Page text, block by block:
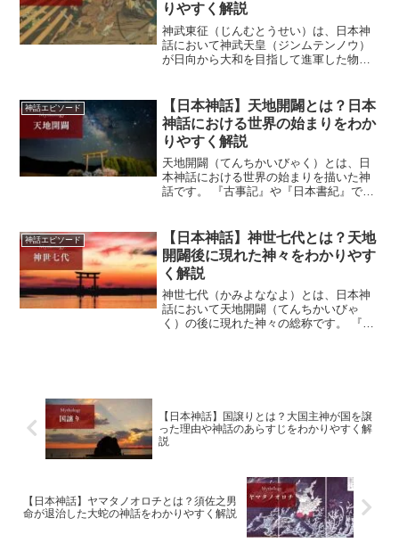
りやすく解説
神武東征（じんむとうせい）は、日本神
話において神武天皇（ジンムテンノウ）
が日向から大和を目指して進軍した物語
多くの困難や戦いを乗り越えて大和を平
定したと伝えられています...
神話エピソード
【日本神話】天地開闢とは？日本
神話における世界の始まりをわか
りやすく解説
天地開闢（てんちかいびゃく）とは、日
本神話における世界の始まりを描いた神
話です。 『古事記』や『日本書紀』で
と伝えられています。 天地開闢は、日本
神話のすべての始まりに...
神話エピソード
【日本神話】神世七代とは？天地
開闢後に現れた神々をわかりやす
く解説
神世七代（かみよななよ）とは、日本神
話において天地開闢（てんちかいびゃ
く）の後に現れた神々の総称です。 『古
【日本神話】国譲りとは？大国主神が国を譲
った理由や神話のあらすじをわかりやすく解
説
【日本神話】ヤマタノオロチとは？須佐之男
命が退治した大蛇の神話をわかりやすく解説